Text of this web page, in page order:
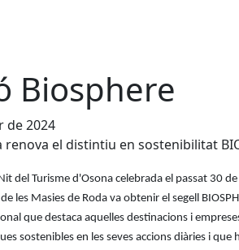
Biosphere
de 2024
renova el distintiu en sostenibilitat
del Turisme d'Osona celebrada el passat 30
les Masies de Roda va obtenir el segell
que destaca aquelles destinacions i
sostenibles en les seves accions diàries i que